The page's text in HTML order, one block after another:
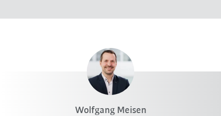
Wolfgang Meisen